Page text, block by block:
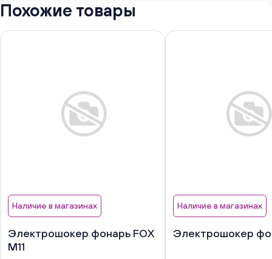
Похожие товары
Наличие в магазинах
Электрошокер фонарь FOX
M11
Наличие в магазинах
Электрошокер